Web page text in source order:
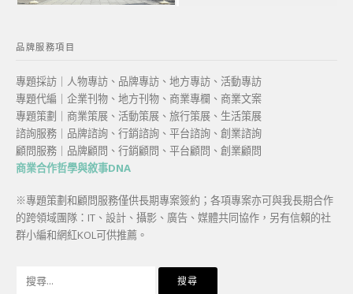
品牌服務項目
專題採訪｜人物專訪、品牌專訪、地方專訪、活動專訪
專題代編｜企業刊物、地方刊物、商業專欄、商業文案
專題策劃｜商業策展、活動策展、旅行策展、生活策展
諮詢服務｜品牌諮詢、行銷諮詢、平台諮詢、創業諮詢
顧問服務｜品牌顧問、行銷顧問、平台顧問、創業顧問
商業合作哲學與敘事DNA
※專題策劃和顧問服務僅供長期專案簽約；各項專案亦可與我長期合作
的跨領域團隊：IT、設計、攝影、廣告、媒體共同協作，另有信賴的社
群小編和網紅KOL可供推薦。